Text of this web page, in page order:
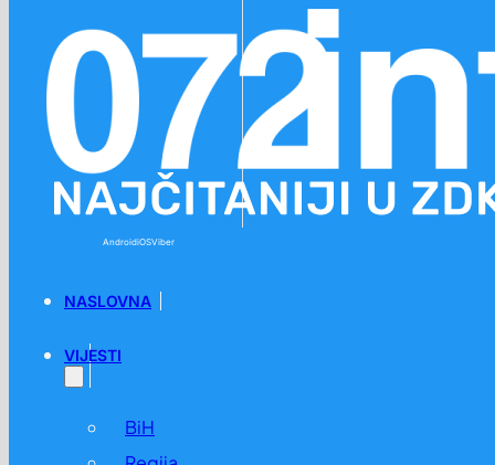
AndroidiOSViber
NASLOVNA
VIJESTI
BiH